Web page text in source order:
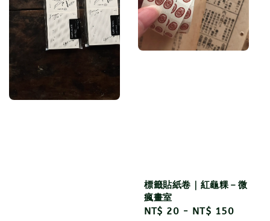
標籤貼紙卷｜紅龜粿－微
瘋畫室
Regular
NT$ 20 - NT$ 150